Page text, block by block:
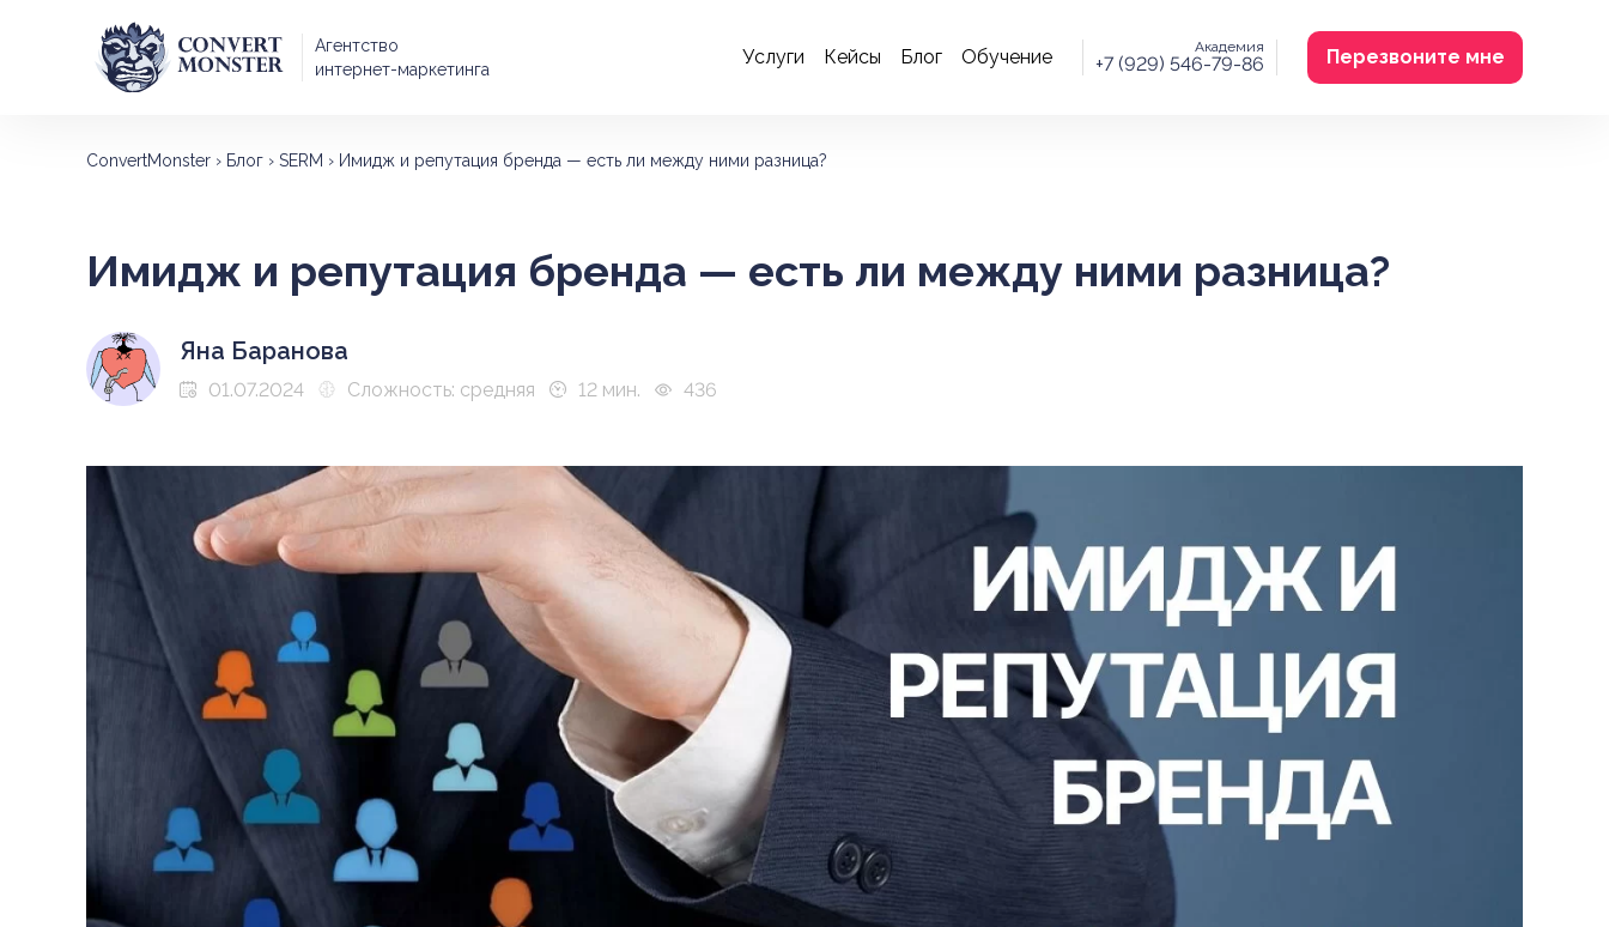
Агентство
интернет-маркетинга
Услуги Кейсы Блог Обучение Академия
+7 (929) 546-79-86 Перезвоните мне
ConvertMonster › Блог › SERM › Имидж и репутация бренда — есть ли между ними разница?
Имидж и репутация бренда — есть ли между ними разница?
Яна Баранова
01.07.2024 Сложность: средняя 12 мин. 436